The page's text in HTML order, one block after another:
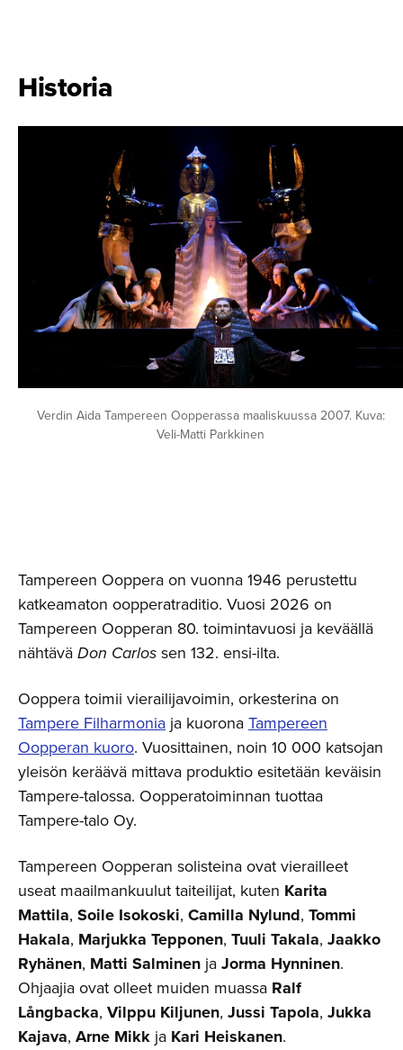
Historia
Verdin Aida Tampereen Oopperassa maaliskuussa 2007. Kuva:
Veli-Matti Parkkinen
Tampereen Ooppera on vuonna 1946 perustettu
katkeamaton oopperatraditio. Vuosi 2026 on
Tampereen Oopperan 80. toimintavuosi ja keväällä
nähtäväDon Carlossen 132. ensi-ilta.
Ooppera toimii vierailijavoimin, orkesterina on
Tampere Filharmonia ja kuoronaTampereen
Oopperan kuoro. Vuosittainen, noin 10 000 katsojan
yleisön keräävä mittava produktio esitetään keväisin
Tampere-talossa. Oopperatoiminnan tuottaa
Tampere-talo Oy.
Tampereen Oopperan solisteina ovat vierailleet
useat maailmankuulut taiteilijat, kuten Karita
Mattila, Soile Isokoski, Camilla Nylund, Tommi
Hakala, Marjukka Tepponen, Tuuli Takala, Jaakko
Ryhänen, Matti Salminen jaJorma Hynninen.
Ohjaajia ovat olleet muiden muassa Ralf
Långbacka, Vilppu Kiljunen, Jussi Tapola, Jukka
Kajava, Arne Mikk ja Kari Heiskanen.